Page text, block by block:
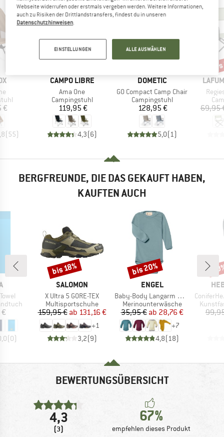
€
( 55)
MARKE
CAMPO LIBRE
Artikel
Ama One
Produktgruppe
Campingstuhl
Preis
119,95 €
4,3(6)
MARKE
DOMETIC
Artikel
GO Compact Camp Chair
Produktgruppe
Campingstuhl
Preis
128,95 €
5,0( 1)
Artikel
69,95
BERGFREUNDE, DIE DAS GEKAUFT HABEN,
KAUFTEN AUCH
(0)
MARKE
SALOMON
Artikel
X Ultra 5 GORE-TEX
Produktgruppe
Multisportschuhe
Preis
159,95 € reduzierter Preis
ab 131,16 €
+1
3,2(9)
Rabatt
bis 18%
MARKE
ENGEL
Artikel
Baby-Body Langarm Mit Druckverschluss Schulter
Produktgruppe
Merinounterwäsche
Preis
35,95 € reduzierter Preis
ab 28,76 €
+7
4,8(18)
Rabatt
bis 20%
Artikel
ConiferHe.
BEWERTUNGSÜBERSICHT
4,3
(3)
67%
empfehlen dieses Produkt
Webseite widerrufen oder erstmals vergeben werden. Weitere Informationen,
auch zu Risiken der Drittlandstransfers, findest du in unseren
Datenschutzhinweisen
EINSTELLUNGEN ALLE AUSWÄHLEN